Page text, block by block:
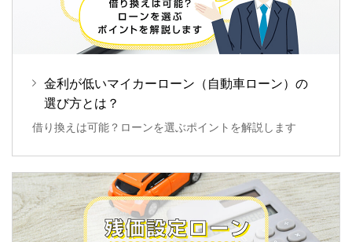
など）のお借入総額は、現在ご利用中の残高を含め
て3,000万円以内です。
借入期間】
6ヵ月以上10年以内（1ヵ月単位）
※
据置タイプは10年固定（元金据置期間3年、元金返済期
【 借入利率】
本商品は変動金利です。
据置タイプは適用金利が異なります。ご注意くださ
金利が低いマイカーローン（自動車ローン）の
選び方とは？
借り換えは可能？ローンを選ぶポイントを解説します